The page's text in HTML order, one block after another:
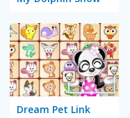
Dream Pet Link